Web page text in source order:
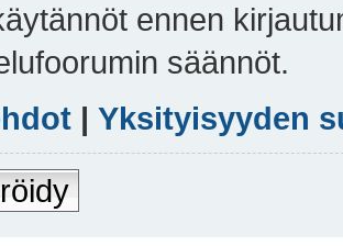
ennen
säännöt.
| Yksityisyyden